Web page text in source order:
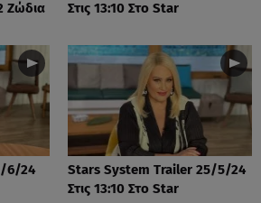
Ζώδια
Στις 13:10 Στο Star
6/24
Stars System Trailer 25/5/24
Στις 13:10 Στο Star